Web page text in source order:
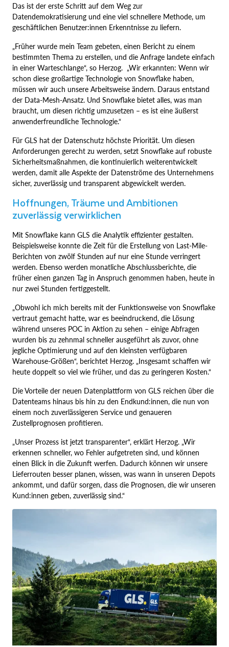
Das ist der erste Schritt auf dem Weg zur
Datendemokratisierung und eine viel schnellere Methode, um
geschäftlichen Benutzer:innen Erkenntnisse zu liefern.
„Früher wurde mein Team gebeten, einen Bericht zu einem
bestimmten Thema zu erstellen, und die Anfrage landete einfach
in einer Warteschlange“, so Herzog. „Wir erkannten: Wenn wir
schon diese großartige Technologie von Snowflake haben,
müssen wir auch unsere Arbeitsweise ändern. Daraus entstand
der Data-Mesh-Ansatz. Und Snowflake bietet alles, was man
braucht, um diesen richtig umzusetzen – es ist eine äußerst
anwenderfreundliche Technologie.“
Für GLS hat der Datenschutz höchste Priorität. Um diesen
Anforderungen gerecht zu werden, setzt Snowflake auf robuste
Sicherheitsmaßnahmen, die kontinuierlich weiterentwickelt
werden, damit alle Aspekte der Datenströme des Unternehmens
sicher, zuverlässig und transparent abgewickelt werden.
Hoffnungen, Träume und Ambitionen
zuverlässig verwirklichen
Mit Snowflake kann GLS die Analytik effizienter gestalten.
Beispielsweise konnte die Zeit für die Erstellung von Last-Mile-
Berichten von zwölf Stunden auf nur eine Stunde verringert
werden. Ebenso werden monatliche Abschlussberichte, die
früher einen ganzen Tag in Anspruch genommen haben, heute in
nur zwei Stunden fertiggestellt.
„Obwohl ich mich bereits mit der Funktionsweise von Snowflake
vertraut gemacht hatte, war es beeindruckend, die Lösung
während unseres POC in Aktion zu sehen – einige Abfragen
wurden bis zu zehnmal schneller ausgeführt als zuvor, ohne
jegliche Optimierung und auf den kleinsten verfügbaren
Warehouse-Größen“, berichtet Herzog. „Insgesamt schaffen wir
heute doppelt so viel wie früher, und das zu geringeren Kosten.“
Die Vorteile der neuen Datenplattform von GLS reichen über die
Datenteams hinaus bis hin zu den Endkund:innen, die nun von
einem noch zuverlässigeren Service und genaueren
Zustellprognosen profitieren.
„Unser Prozess ist jetzt transparenter“, erklärt Herzog. „Wir
erkennen schneller, wo Fehler aufgetreten sind, und können
einen Blick in die Zukunft werfen. Dadurch können wir unsere
Lieferrouten besser planen, wissen, was wann in unseren Depots
ankommt, und dafür sorgen, dass die Prognosen, die wir unseren
Kund:innen geben, zuverlässig sind.“